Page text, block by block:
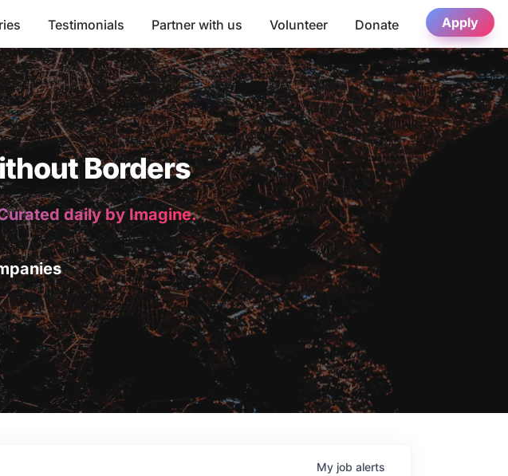
Testimonials Partner with us Volunteer Donate Apply
Borders
daily by Imagine.
My job alerts